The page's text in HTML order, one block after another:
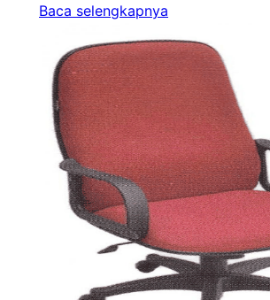
Baca selengkapnya